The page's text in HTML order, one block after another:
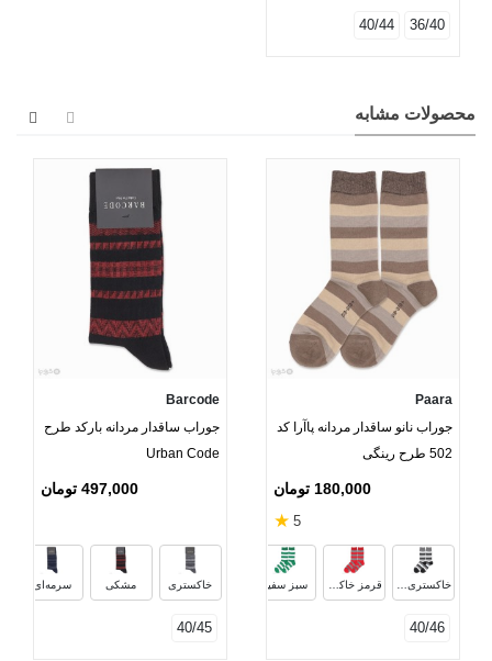
36/40
40/44
محصولات مشابه
Paara
جوراب نانو ساقدار مردانه پاآرا کد
502 طرح رینگی
180,000 تومان
5
★
سبز سفید
مشکی سفید خاکستری روشن سفید قهوه‌ای خردلی
40/46
Barcode
جوراب ساقدار مردانه بارکد طرح
Urban Code
497,000 تومان
خاکستری مشکی سرمه‌ای
40/45